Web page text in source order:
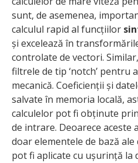
sunt, de asemenea,
calculul rapid al funcțiilor
și excelează în
controlate de vectori.
filtrele de tip ‘notch’ pentru
mecanică. Coeficienții și
salvate în memoria locală,
calculelor pot fi obținute
de intrare. Deoarece aceste
doar elementele de bază
pot fi aplicate cu ușurință la